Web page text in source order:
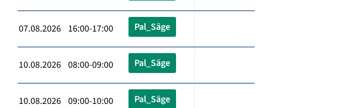
07.08.2026 16:00-17:00 Pal_Säge
10.08.2026 08:00-09:00 Pal_Säge
10.08.2026 09:00-10:00 Pal_Säge